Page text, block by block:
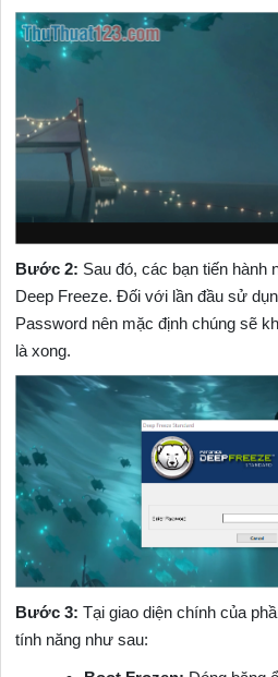
Bước 2: Sau đó, các bạn tiến hành
Deep Freeze. Đối với lần đầu sử
Password nên mặc định chúng sẽ
là xong.
Bước 3: Tại giao diện chính của
tính năng như sau: